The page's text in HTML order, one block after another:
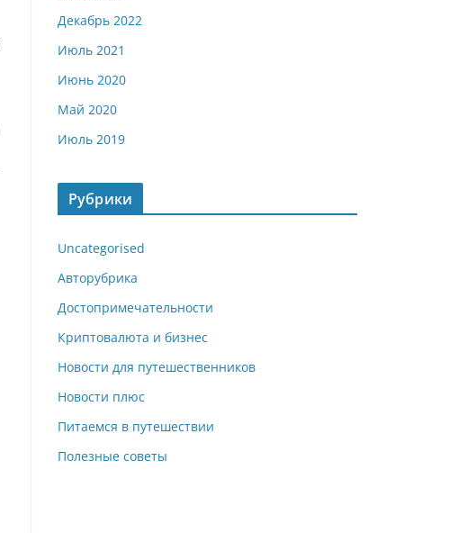
Декабрь 2022
Июль 2021
Июнь 2020
Май 2020
Июль 2019
Рубрики
Uncategorised
Авторубрика
Достопримечательности
Криптовалюта и бизнес
Новости для путешественников
Новости плюс
Питаемся в путешествии
Полезные советы